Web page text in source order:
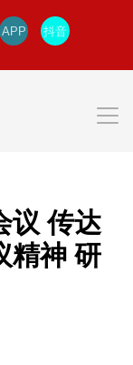
APP 抖音
议 传达
精神 研